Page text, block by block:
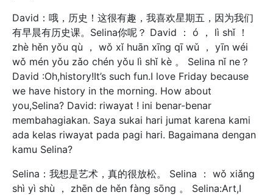
David：哦，历史！这很有趣，我喜欢星期五，因为我们
有早晨有历史课。Selina你呢？ David ： ó ， lì shǐ ！
zhè hěn yǒu qù ， wǒ xǐ huān xīng qī wǔ ， yīn wéi
wǒ mén yǒu zǎo chén yǒu lì shǐ kè 。 Selina nǐ ne？
David :Oh,history!It’s such fun.I love Friday because
we have history in the morning. How about
you,Selina? David: riwayat ! ini benar-benar
membahagiakan. Saya sukai hari jumat karena kami
ada kelas riwayat pada pagi hari. Bagaimana dengan
kamu Selina?
Selina：我想是艺术，真的很放松。 Selina ： wǒ xiǎng
shì yì shù ， zhēn de hěn fàng sōng 。 Selina:Art,I